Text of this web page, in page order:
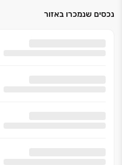
נכסים שנמכרו באזור